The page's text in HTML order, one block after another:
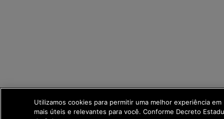
Utilizamos cookies para permitir uma melhor experiência
mais úteis e relevantes para você. Conforme Decreto